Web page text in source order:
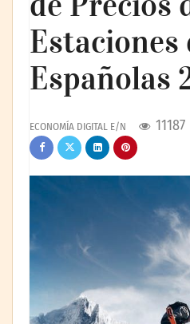
Estaciones
Españolas
ECONOMÍA DIGITAL E/N 11187